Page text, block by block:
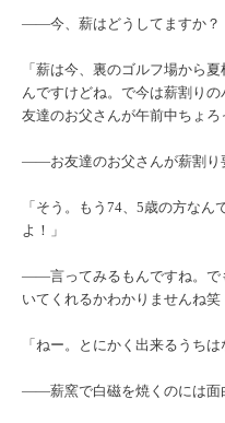
――今、薪はどうしてますか？
「薪は今、裏のゴルフ場から
んですけどね。で今は薪割り
友達のお父さんが午前中ちょろ
――お友達のお父さんが薪割り
「そう。もう74、5歳の方な
よ！」
――言ってみるもんですね。で
いてくれるかわかりませんね笑
「ねー。とにかく出来るうち
――薪窯で白磁を焼くのには面